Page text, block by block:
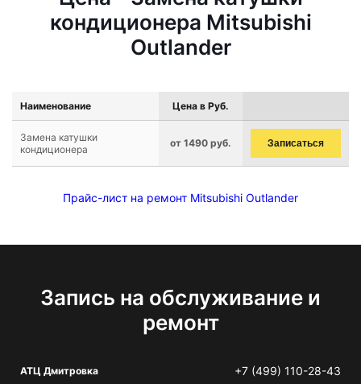
кондиционера Mitsubishi
Outlander
Наименование Цена в Руб.
Замена катушки
кондиционера
от 1490 руб. Записаться
Прайс-лист на ремонт Mitsubishi Outlander
Запись на обслуживание и
ремонт
АТЦ Дмитровка +7 (499) 110-28-43